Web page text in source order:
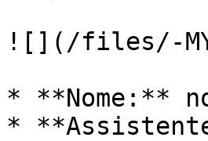
![](/files/-
* **Nome:**
*